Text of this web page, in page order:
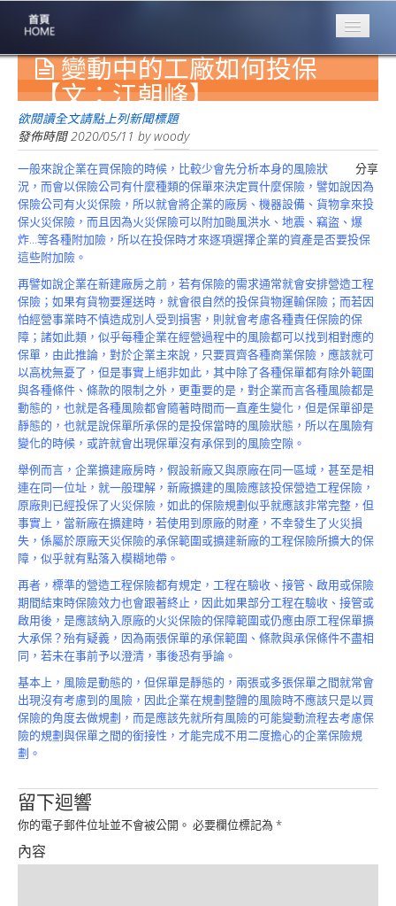
專業豐林
Professional
保險大家談
1386集
台灣商業保險
第一品牌
關於豐林
About
服務項目
Service
火災保額
估算系統
商品簡介
Product
變動中的工廠如何投保
【文：江朝峰】
欲閱讀全文請點上列新聞標題
發佈時間2020/05/11 bywoody
分享
一般來說企業在買保險的時候，比較少會先分析本身的風險狀
況，而會以保險公司有什麼種類的保單來決定買什麼保險，譬如說因為
保險公司有火災保險，所以就會將企業的廠房、機器設備、貨物拿來投
保火災保險，而且因為火災保險可以附加颱風洪水、地震、竊盜、爆
炸…等各種附加險，所以在投保時才來逐項選擇企業的資產是否要投保
這些附加險。
再譬如說企業在新建廠房之前，若有保險的需求通常就會安排營造工程
保險；如果有貨物要運送時，就會很自然的投保貨物運輸保險；而若因
怕經營事業時不慎造成別人受到損害，則就會考慮各種責任保險的保
障；諸如此類，似乎每種企業在經營過程中的風險都可以找到相對應的
保單，由此推論，對於企業主來說，只要買齊各種商業保險，應該就可
以高枕無憂了，但是事實上絕非如此，其中除了各種保單都有除外範圍
與各種條件、條款的限制之外，更重要的是，對企業而言各種風險都是
動態的，也就是各種風險都會隨著時間而一直產生變化，但是保單卻是
靜態的，也就是說保單所承保的是投保當時的風險狀態，所以在風險有
變化的時候，或許就會出現保單沒有承保到的風險空隙。
舉例而言，企業擴建廠房時，假設新廠又與原廠在同一區域，甚至是相
連在同一位址，就一般理解，新廠擴建的風險應該投保營造工程保險，
原廠則已經投保了火災保險，如此的保險規劃似乎就應該非常完整，但
事實上，當新廠在擴建時，若使用到原廠的財產，不幸發生了火災損
失，係屬於原廠天災保險的承保範圍或擴建新廠的工程保險所擴大的保
障，似乎就有點落入模糊地帶。
再者，標準的營造工程保險都有規定，工程在驗收、接管、啟用或保險
期間結束時保險效力也會跟著終止，因此如果部分工程在驗收、接管或
啟用後，是應該納入原廠的火災保險的保障範圍或仍應由原工程保單擴
大承保？殆有疑義，因為兩張保單的承保範圍、條款與承保條件不盡相
同，若未在事前予以澄清，事後恐有爭論。
基本上，風險是動態的，但保單是靜態的，兩張或多張保單之間就常會
出現沒有考慮到的風險，因此企業在規劃整體的風險時不應該只是以買
保險的角度去做規劃，而是應該先就所有風險的可能變動流程去考慮保
險的規劃與保單之間的銜接性，才能完成不用二度擔心的企業保險規
劃。
留下迴響
你的電子郵件位址並不會被公開。 必要欄位標記為 *
內容